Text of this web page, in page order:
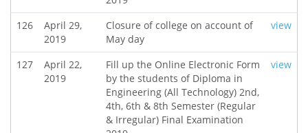
126
April 29,
2019
Closure of college on account of
May day
view
127
April 22,
2019
Fill up the Online Electronic Form
by the students of Diploma in
Engineering (All Technology) 2nd,
4th, 6th & 8th Semester (Regular
& Irregular) Final Examination
view